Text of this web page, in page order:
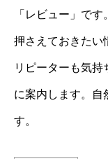
「レビュー」で
押さえておきたい
リピーターも気持
に案内します。自
す。